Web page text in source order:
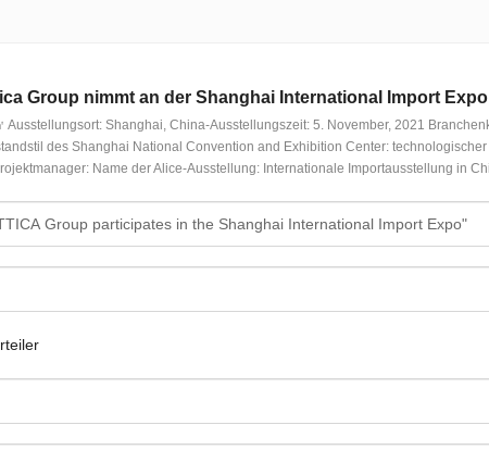
Group nimmt an der Shanghai International Import Expo
Ausstellungsort: Shanghai, China-Ausstellungszeit: 5. November, 2021
des Shanghai National Convention and Exhibition Center:
Name der Alice-Ausstellung: Internationale Importausstellung in